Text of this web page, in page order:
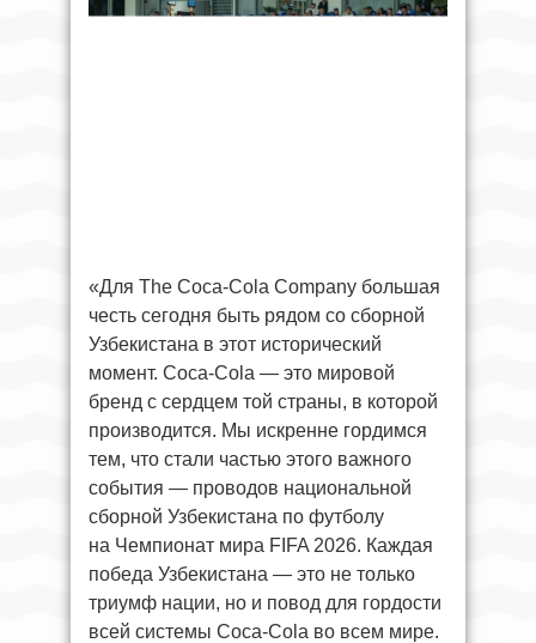
«Для The Coca-Cola Company большая
честь сегодня быть рядом со сборной
Узбекистана в этот исторический
момент. Coca-Cola — это мировой
бренд с сердцем той страны, в которой
производится. Мы искренне гордимся
тем, что стали частью этого важного
события — проводов национальной
сборной Узбекистана по футболу
на Чемпионат мира FIFA 2026. Каждая
победа Узбекистана — это не только
триумф нации, но и повод для гордости
всей системы Coca-Cola во всем мире.